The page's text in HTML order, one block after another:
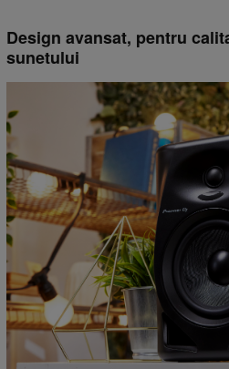
Design avansat, pentru
sunetului